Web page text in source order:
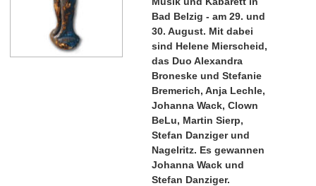
Bad Belzig - am 29. und
30. August. Mit dabei
sind Helene Mierscheid,
das Duo Alexandra
Broneske und Stefanie
Bremerich, Anja Lechle,
Johanna Wack, Clown
BeLu, Martin Sierp,
Stefan Danziger und
Nagelritz. Es gewannen
Johanna Wack und
Stefan Danziger.